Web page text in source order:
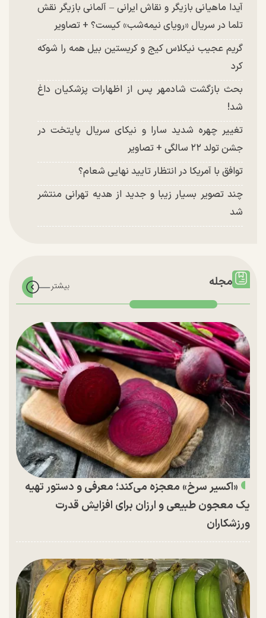
آیدا ماهیانی بازیگر و نقاش ایرانی – آلمانی بازیگر نقش
تلما در سریال «رویای نیمه‌شب» کیست؟ + تصاویر
گریم عجیب نیکلاس کیج و کریستین بیل همه را شوکه
کرد
بحث بازگشت شادمهر پس از اظهارات پزشکیان داغ
شد!
تغییر چهره شدید سارا و نیکای سریال پایتخت در
جشن تولد ۲۲ سالگی + تصاویر
توافق با آمریکا در انتظار تایید نهایی شعام؟
چند تصویر بسیار زیبا و جدید از هدیه تهرانی منتشر
شد
مجله
«اکسیر سرخ» معجزه می‌کند؛ معرفی و دستور تهیه
یک معجون طبیعی و ارزان برای افزایش قدرت
ورزشکاران